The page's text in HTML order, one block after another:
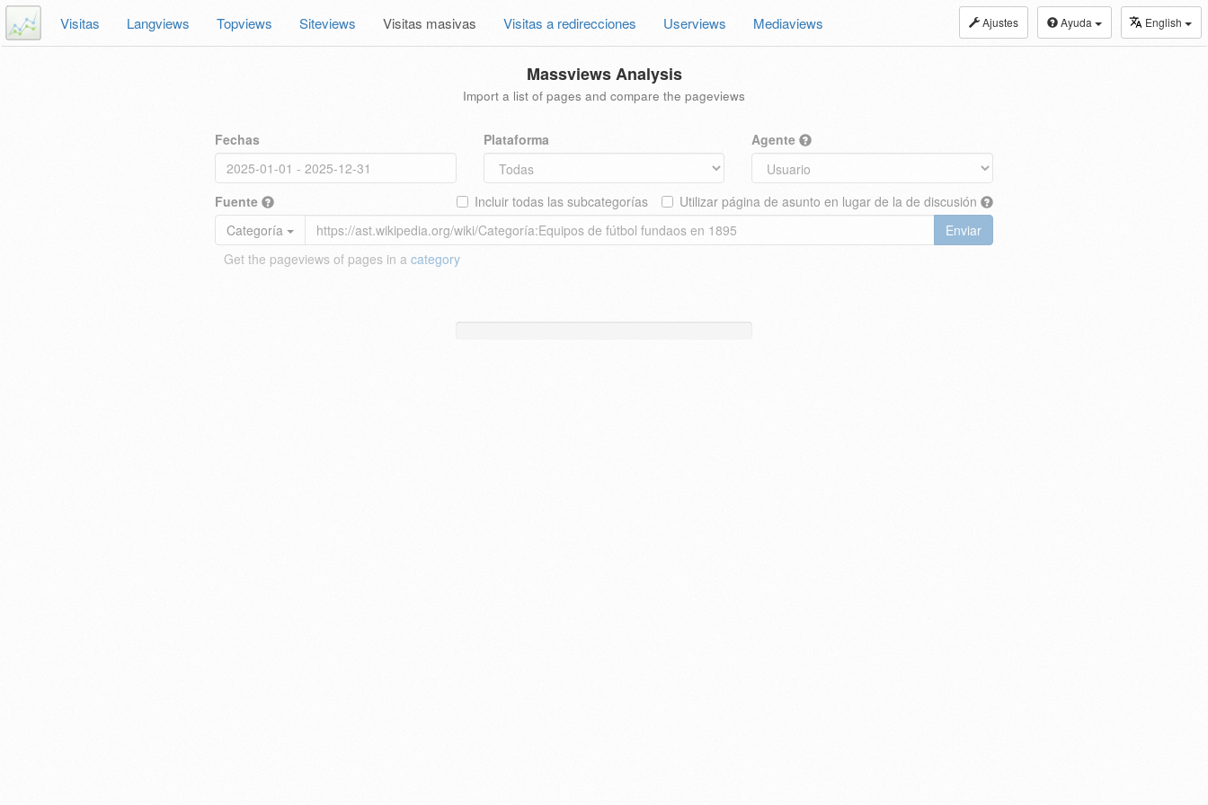
Ajustes Ayuda English
Visitas Langviews Topviews Siteviews Visitas masivas Visitas a redirecciones Userviews Mediaviews
Massviews Analysis
Import a list of pages and compare the pageviews
Fechas Plataforma Agente
Fuente Utilizar página de asunto en lugar de la de discusión
Incluir todas las subcategorías
Categoría
Enviar
Get the pageviews of pages in a category